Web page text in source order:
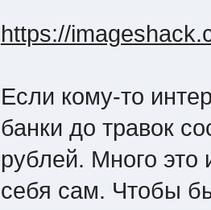
https://
Если кому-то
банки до травок
рублей. Много
себя сам. Чтобы